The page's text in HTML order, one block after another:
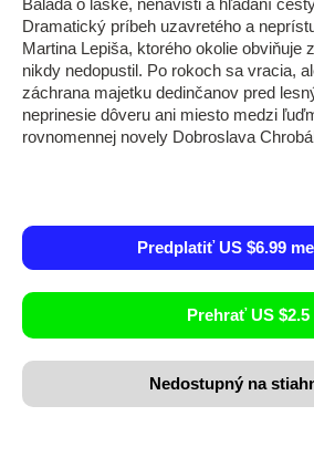
Balada o láske, nenávisti a hľadaní
Dramatický príbeh uzavretého a
Martina Lepiša, ktorého okolie obviňuje
nikdy nedopustil. Po rokoch sa vracia,
záchrana majetku dedinčanov pred
neprinesie dôveru ani miesto medzi
rovnomennej novely Dobroslava
Predplatiť US $6.99
Prehrať US $2.5
Nedostupný na